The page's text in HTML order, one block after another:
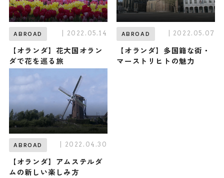
ABROAD | 2022.05.14
【オランダ】花大国オラン
ダで花を巡る旅
ABROAD | 2022.05.07
【オランダ】多国籍な街・
マーストリヒトの魅力
ABROAD | 2022.04.30
【オランダ】アムステルダ
ムの新しい楽しみ方